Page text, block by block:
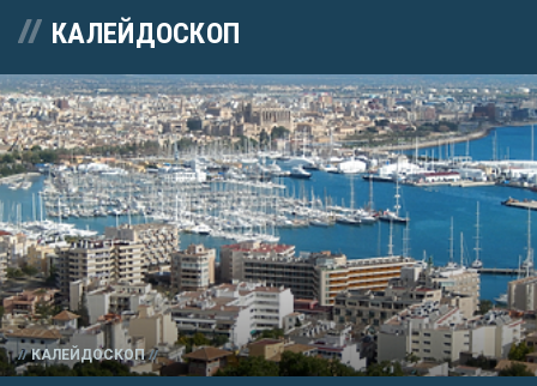
КАЛЕЙДОСКОП
КАЛЕЙДОСКОП